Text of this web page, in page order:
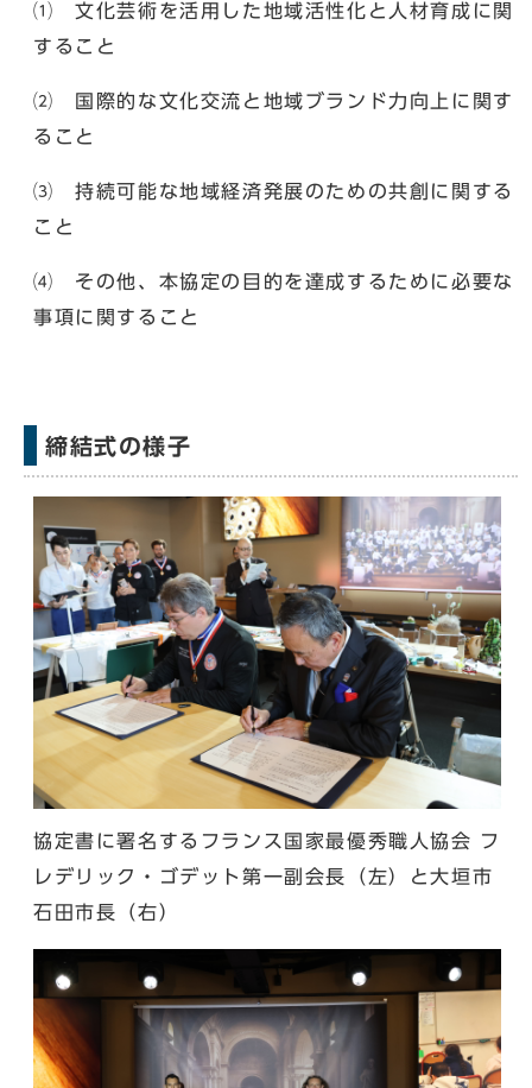
⑴ 文化芸術を活用した地域活性化と人材育成に関
すること
⑵ 国際的な文化交流と地域ブランド力向上に関す
ること
⑶ 持続可能な地域経済発展のための共創に関する
こと
⑷ その他、本協定の目的を達成するために必要な
事項に関すること
締結式の様子
協定書に署名するフランス国家最優秀職人協会 フ
レデリック・ゴデット第一副会長（左）と大垣市
石田市長（右）